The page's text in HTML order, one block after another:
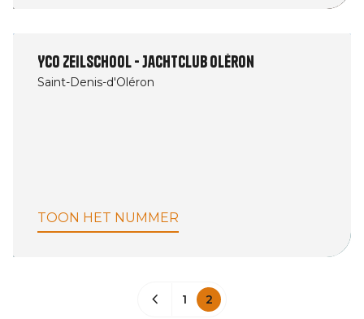
YCO Zeilschool - Jachtclub Oléron
Saint-Denis-d'Oléron
TOON HET NUMMER
1 2